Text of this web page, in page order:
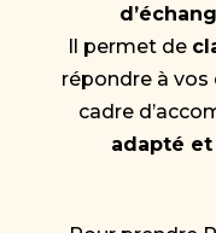
Il permet de
répondre à vos
cadre
adapté